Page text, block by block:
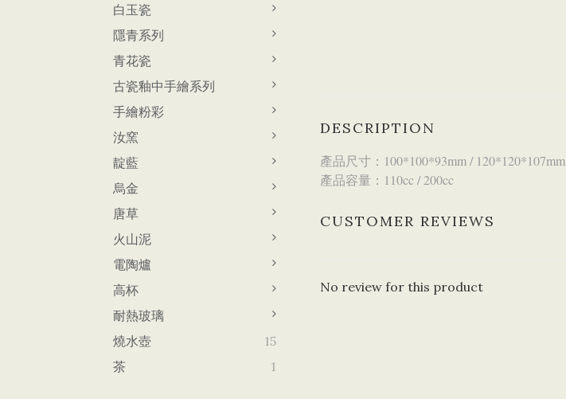
白玉瓷
隱青系列
青花瓷
古瓷釉中手繪系列
手繪粉彩
汝窯
靛藍
烏金
唐草
火山泥
電陶爐
高杯
耐熱玻璃
燒水壺
15
茶
1
DESCRIPTION
產品尺寸：100*100*93mm / 120*120*107mm
產品容量：110cc / 200cc
CUSTOMER REVIEWS
No review for this product